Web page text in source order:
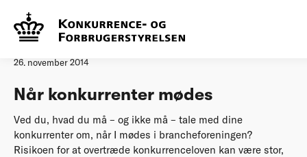
Forside
26. november 2014
Når konkurrenter mødes
Ved du, hvad du må – og ikke må – tale med dine
konkurrenter om, når I mødes i brancheforeningen?
Risikoen for at overtræde konkurrenceloven kan være stor,